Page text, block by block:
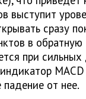
выступит
сразу
в обратную
при
падение от нее.